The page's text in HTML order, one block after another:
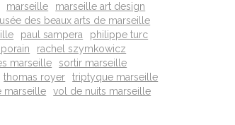
marseille
marseille art design
des beaux arts de marseille
paul sampera
philippe turc
rachel szymkowicz
marseille
sortir marseille
thomas royer
triptyque marseille
marseille
vol de nuits marseille